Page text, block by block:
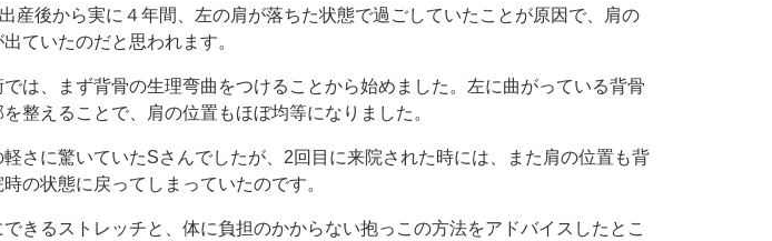
産後から実に４年間、左の肩が落ちた状態で過ごしていたことが原因で、肩の
ていたのだと思われます。
は、まず背骨の生理弯曲をつけることから始めました。左に曲がっている背骨
整えることで、肩の位置もほぼ均等になりました。
さに驚いていたSさんでしたが、2回目に来院された時には、また肩の位置も背
の状態に戻ってしまっていたのです。
きるストレッチと、体に負担のかからない抱っこの方法をアドバイスしたとこ